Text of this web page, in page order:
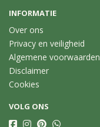
INFORMATIE
Over ons
Privacy en veiligheid
Algemene voorwaarden
Disclaimer
Cookies
VOLG ONS